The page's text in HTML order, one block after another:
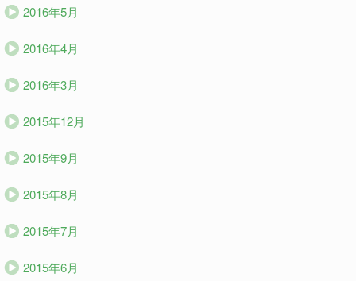
2016年5月
2016年4月
2016年3月
2015年12月
2015年9月
2015年8月
2015年7月
2015年6月